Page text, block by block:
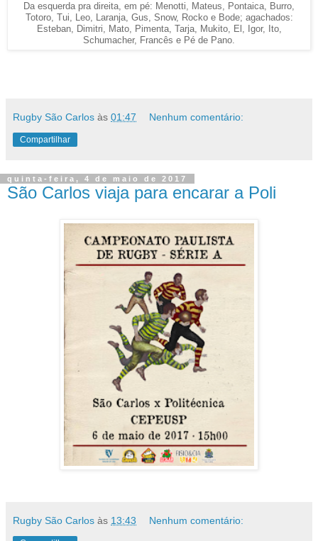
Da esquerda pra direita, em pé: Menotti, Mateus, Pontaica, Burro,
Totoro, Tui, Leo, Laranja, Gus, Snow, Rocko e Bode; agachados:
Esteban, Dimitri, Mato, Pimenta, Tarja, Mukito, El, Igor, Ito,
Schumacher, Francês e Pé de Pano.
Rugby São Carlos às 01:47 Nenhum comentário:
Compartilhar
quinta-feira, 4 de maio de 2017
São Carlos viaja para encarar a Poli
Rugby São Carlos às 13:43 Nenhum comentário: